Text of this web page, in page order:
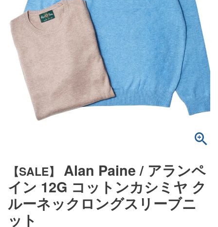
【SALE】
Alan Paine / アランペ
イン 12G コットンカシミヤ ク
ルーネックロングスリーブニ
ット